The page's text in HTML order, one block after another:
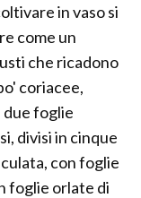
in vaso si
come un
che ricadono
coriacee,
due foglie
divisi in cinque
con foglie
foglie orlate di